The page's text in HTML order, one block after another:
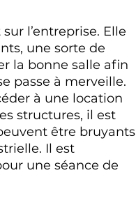
l’entreprise. Elle
une sorte de
la bonne salle afin
passe à merveille.
à une location
structures, il est
être bruyants
Il est
une séance de